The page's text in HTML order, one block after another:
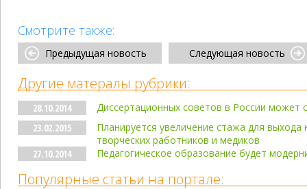
Смотрите также:
Предыдущая новость Следующая новость
Другие матералы рубрики:
28.10.2014
Диссертационных советов в России может
23.02.2015
Планируется увеличение стажа для выхода
творческих работников и медиков
27.10.2014
Педагогическое образование будет
Популярные статьи на портале: